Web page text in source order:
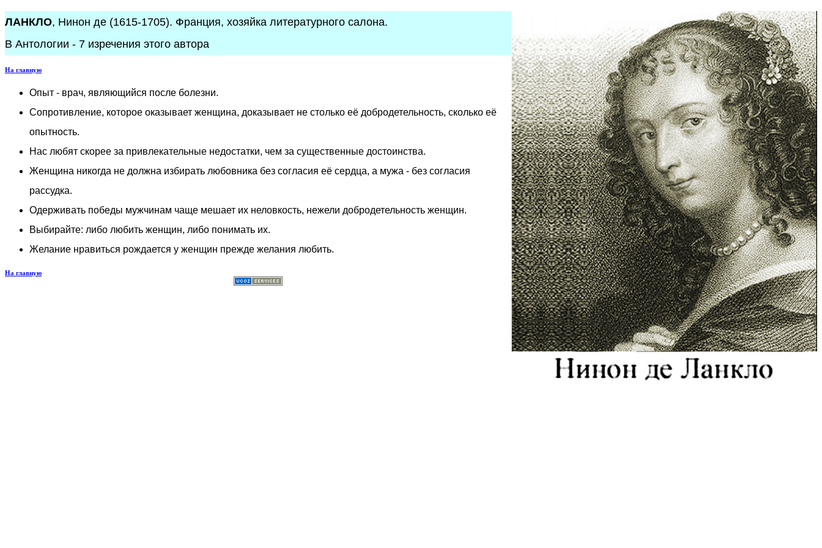
ЛАНКЛО, Нинон де (1615-1705). Франция, хозяйка литературного салона.
В Антологии - 7 изречения этого автора
На главную
Опыт - врач, являющийся после болезни.
Сопротивление, которое оказывает женщина, доказывает не столько её добродетельность, сколько её
опытность.
Нас любят скорее за привлекательные недостатки, чем за существенные достоинства.
Женщина никогда не должна избирать любовника без согласия её сердца, а мужа - без согласия
рассудка.
Одерживать победы мужчинам чаще мешает их неловкость, нежели добродетельность женщин.
Выбирайте: либо любить женщин, либо понимать их.
Желание нравиться рождается у женщин прежде желания любить.
На главную